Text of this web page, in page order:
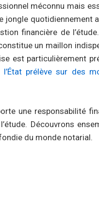
méconnu mais
jongle quotidiennement
financière de
un maillon
est particulièrement
l’État prélève sur des
une responsabilité
Découvrons
du monde notarial.